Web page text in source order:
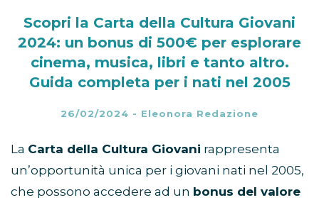
Scopri la Carta della Cultura Giovani
2024: un bonus di 500€ per esplorare
cinema, musica, libri e tanto altro.
Guida completa per i nati nel 2005
26/02/2024 - Eleonora Redazione
La Carta della Cultura Giovani rappresenta
un’opportunità unica per i giovani nati nel 2005,
che possono accedere ad un bonus del valore